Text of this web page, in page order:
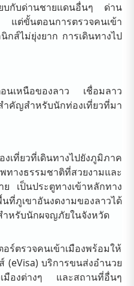
ยบกับด่านชายแดนอื่นๆ ด่าน
แต่ขั้นตอนการตรวจคนเข้า
กส์ไม่ยุ่งยาก การเดินทางไป
นเหนือของลาว เชื่อมลาว
คัญสำหรับนักท่องเที่ยวที่มา
เที่ยวที่เดินทางไปยังภูมิภาค
งธรรมชาติที่สวยงามและ
ย เป็นประตูทางเข้าหลักทาง
เขาอันงดงามของลาวได้
ำหรับนักผจญภัยในจังหวัด
อร์ตรวจคนเข้าเมืองพร้อมให้
(eVisa) บริการขนส่งอำนวย
เมืองต่างๆ และสถานที่อื่นๆ